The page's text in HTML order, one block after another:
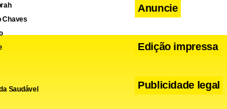
Chaves
Saudável
Anuncie
Edição impressa
Publicidade legal